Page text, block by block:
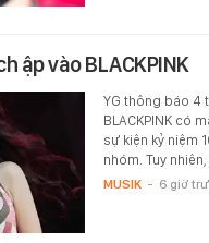
ập vào BLACKPINK
YG thông báo 4
BLACKPINK có
sự kiện kỷ niệm
nhóm. Tuy
MUSIK - 6 giờ